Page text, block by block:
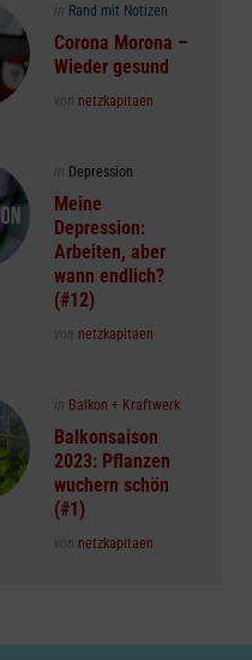
Posted
in
in Rand mit Notizen
Corona Morona –
Wieder gesund
Posted
von netzkapitaen
Posted
in
in Depression
Meine
Depression:
Arbeiten, aber
wann endlich?
(#12)
Posted
von netzkapitaen
Posted
in
in Balkon + Kraftwerk
Balkonsaison
2023: Pflanzen
wuchern schön
(#1)
Posted
von netzkapitaen